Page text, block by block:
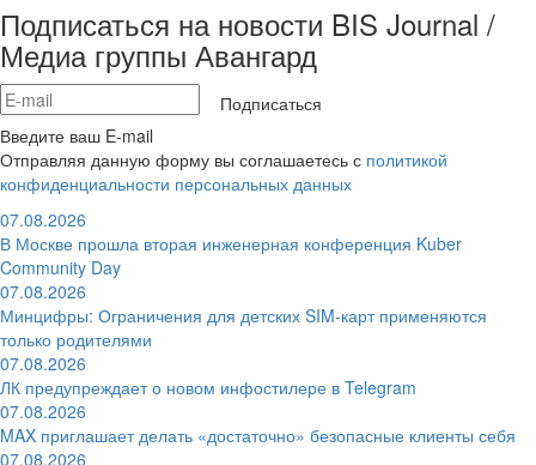
Подписаться на новости BIS Journal /
Медиа группы Авангард
Подписаться
Введите ваш E-mail
Отправляя данную форму вы соглашаетесь с политикой
конфиденциальности персональных данных
07.08.2026
В Москве прошла вторая инженерная конференция Kuber
Community Day
07.08.2026
Минцифры: Ограничения для детских SIM-карт применяются
только родителями
07.08.2026
ЛК предупреждает о новом инфостилере в Telegram
07.08.2026
MAX приглашает делать «достаточно» безопасные клиенты себя
07.08.2026